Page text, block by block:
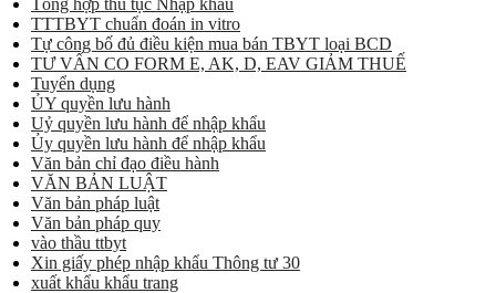
TTTBYT chuẩn đoán in vitro
Tự công bố đủ điều kiện mua bán TBYT loại BCD
TƯ VẤN CO FORM E, AK, D, EAV GIẢM THUẾ
Tuyển dụng
ỦY quyền lưu hành
Uỷ quyền lưu hành để nhập khẩu
Ủy quyền lưu hành để nhập khẩu
Văn bản chỉ đạo điều hành
VĂN BẢN LUẬT
Văn bản pháp luật
Văn bản pháp quy
vào thầu ttbyt
Xin giấy phép nhập khẩu Thông tư 30
xuất khẩu khẩu trang